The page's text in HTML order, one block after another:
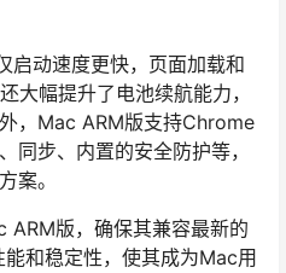
启动速度更快，页面加载和
大幅提升了电池续航能力，
，Mac ARM版支持Chrome
同步、内置的安全防护等，
案。
版，确保其兼容最新的
和稳定性，使其成为Mac用